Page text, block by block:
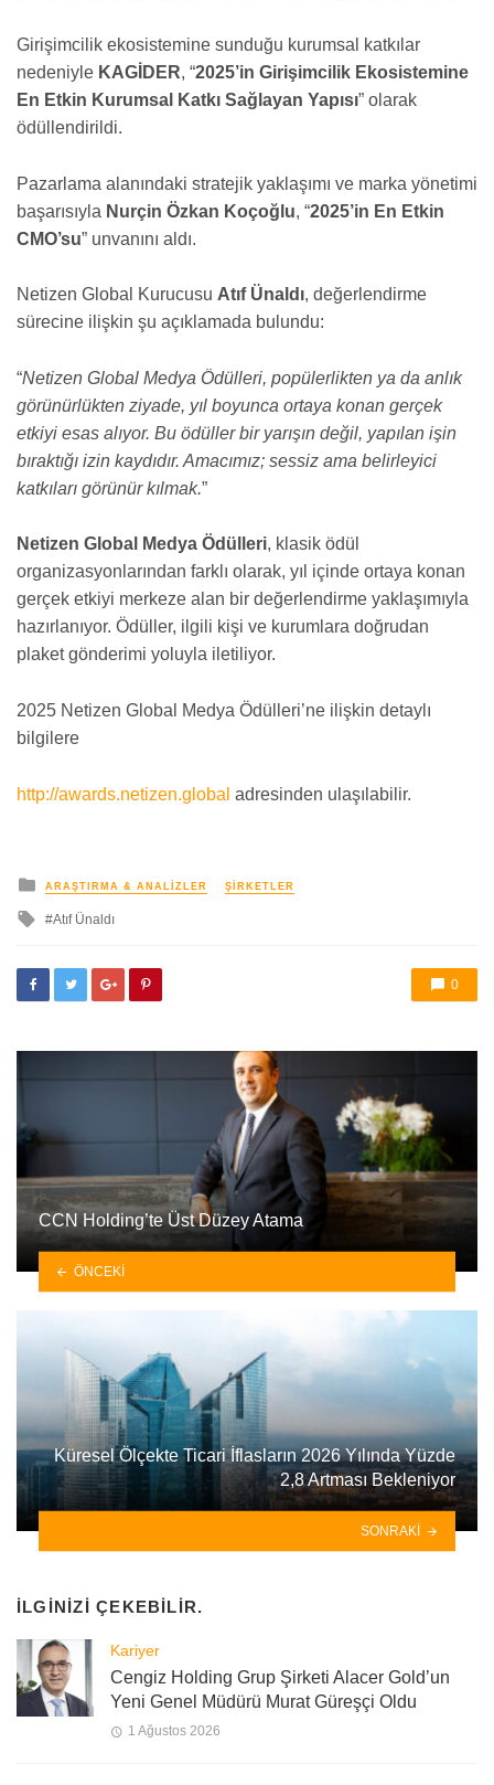
Girişimcilik ekosistemine sunduğu kurumsal katkılar
nedeniyle KAGİDER, “2025’in Girişimcilik Ekosistemine
En Etkin Kurumsal Katkı Sağlayan Yapısı” olarak
ödüllendirildi.
Pazarlama alanındaki stratejik yaklaşımı ve marka yönetimi
başarısıyla Nurçin Özkan Koçoğlu, “2025’in En Etkin
CMO’su” unvanını aldı.
Netizen Global Kurucusu Atıf Ünaldı, değerlendirme
sürecine ilişkin şu açıklamada bulundu:
“Netizen Global Medya Ödülleri, popülerlikten ya da anlık
görünürlükten ziyade, yıl boyunca ortaya konan gerçek
etkiyi esas alıyor. Bu ödüller bir yarışın değil, yapılan işin
bıraktığı izin kaydıdır. Amacımız; sessiz ama belirleyici
katkıları görünür kılmak.”
Netizen Global Medya Ödülleri, klasik ödül
organizasyonlarından farklı olarak, yıl içinde ortaya konan
gerçek etkiyi merkeze alan bir değerlendirme yaklaşımıyla
hazırlanıyor. Ödüller, ilgili kişi ve kurumlara doğrudan
plaket gönderimi yoluyla iletiliyor.
2025 Netizen Global Medya Ödülleri’ne ilişkin detaylı
bilgilere
http://awards.netizen.global adresinden ulaşılabilir.
yayınlanan
ARAŞTIRMA & ANALIZLER ŞIRKETLER
ileAtıf Ünaldı
0
CCN Holding’te Üst Düzey Atama
ÖNCEKI
Küresel Ölçekte Ticari İflasların 2026 Yılında Yüzde
2,8 Artması Bekleniyor
SONRAKI
İLGINIZI ÇEKEBILIR.
Kariyer
Cengiz Holding Grup Şirketi Alacer Gold’un
Yeni Genel Müdürü Murat Güreşçi Oldu
1 Ağustos 2026